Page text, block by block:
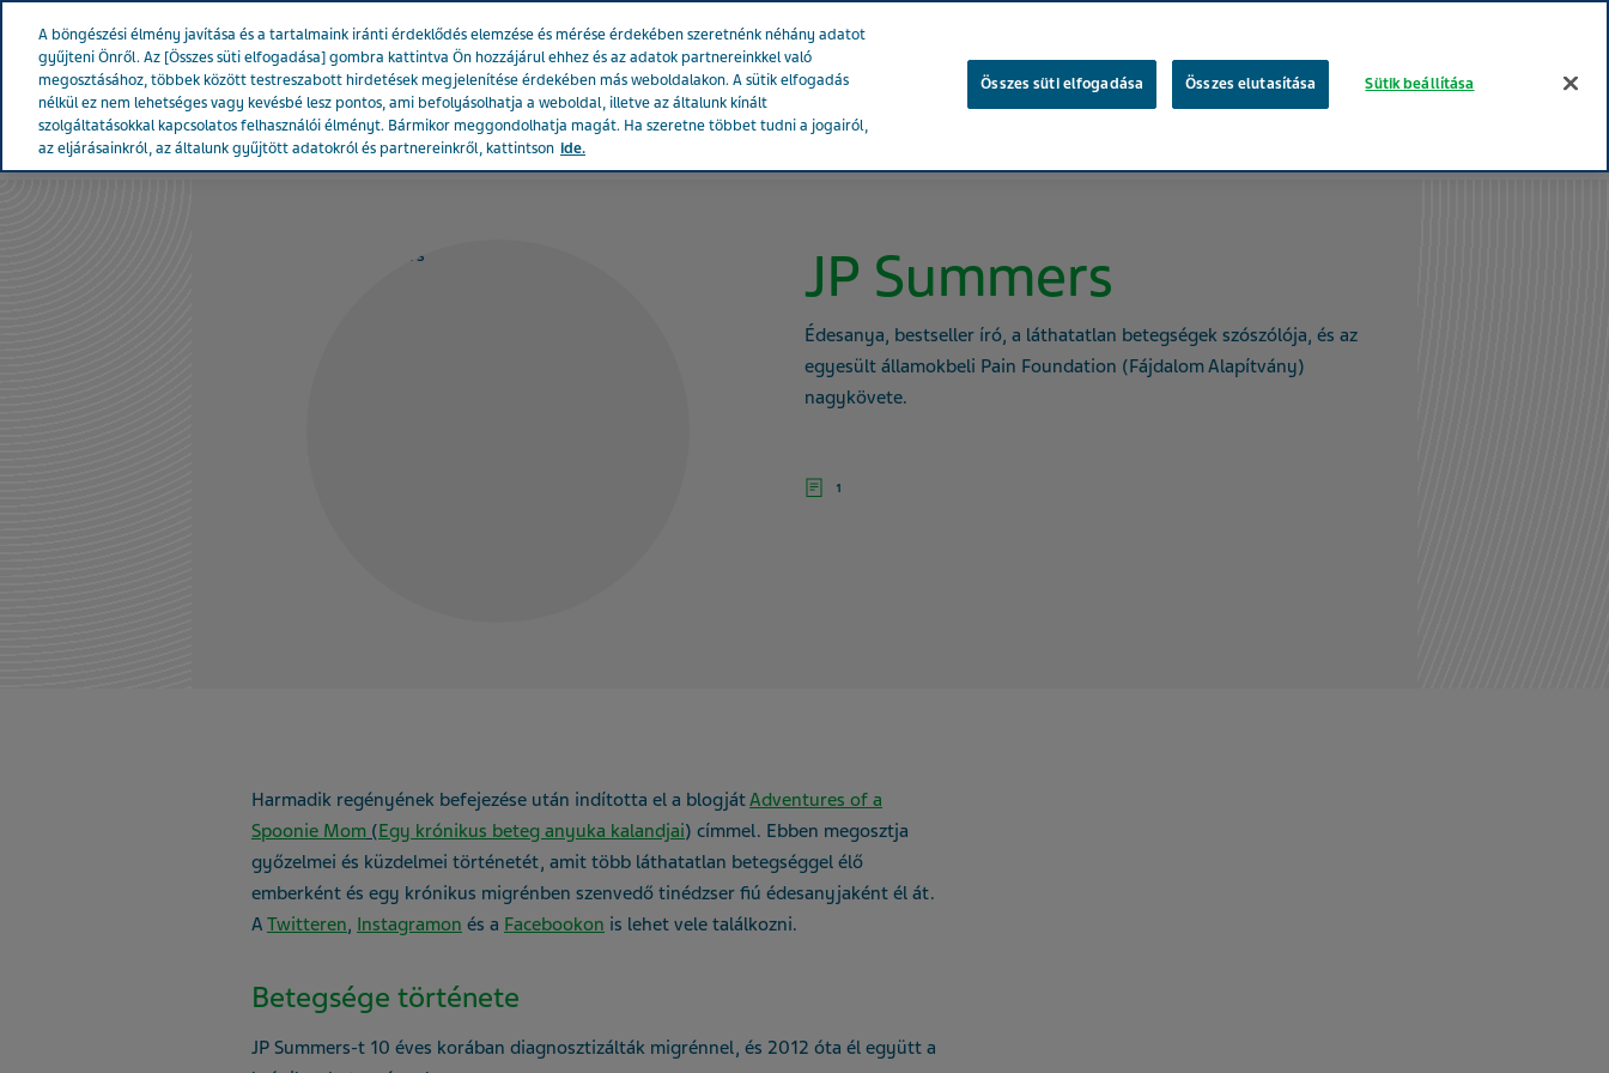
Teva Worldwide
A Teváról Hírek & Média Termékeink
MAGYARORSZÁG
JP Summers
Édesanya, bestseller író, a láthatatlan betegségek szószólója, és az
egyesült államokbeli Pain Foundation (Fájdalom Alapítvány)
nagykövete.
1
Harmadik regényének befejezése után indította el a blogjátAdventures of a
Spoonie Mom (Egy krónikus beteg anyuka kalandjai) címmel. Ebben megosztja
győzelmei és küzdelmei történetét, amit több láthatatlan betegséggel élő
emberként és egy krónikus migrénben szenvedő tinédzser fiú édesanyjaként él át.
A Twitteren, Instagramon és a Facebookon is lehet vele találkozni.
Betegsége története
JP Summers-t 10 éves korában diagnosztizálták migrénnel, és 2012 óta él együtt a
A böngészési élmény javítása és a tartalmaink iránti érdeklődés elemzése és mérése érdekében szeretnénk néhány adatot
gyűjteni Önről. Az [Összes süti elfogadása] gombra kattintva Ön hozzájárul ehhez és az adatok partnereinkkel való
megosztásához, többek között testreszabott hirdetések megjelenítése érdekében más weboldalakon. A sütik elfogadás
nélkül ez nem lehetséges vagy kevésbé lesz pontos, ami befolyásolhatja a weboldal, illetve az általunk kínált
szolgáltatásokkal kapcsolatos felhasználói élményt. Bármikor meggondolhatja magát. Ha szeretne többet tudni a jogairól,
az eljárásainkról, az általunk gyűjtött adatokról és partnereinkről, kattintson ide.
Összes süti elfogadása Összes elutasítása Sütik beállítása